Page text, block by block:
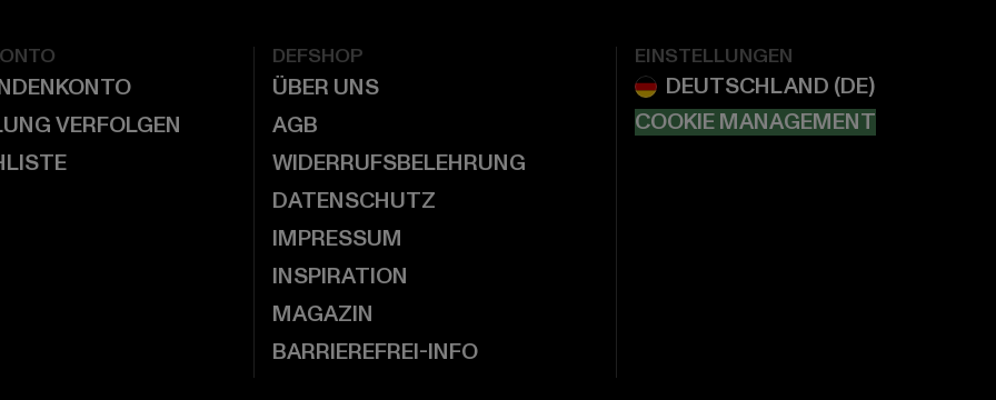
VERFOLGEN
DEFSHOP
ÜBER UNS
AGB
WIDERRUFSBELEHRUNG
DATENSCHUTZ
IMPRESSUM
INSPIRATION
MAGAZIN
BARRIEREFREI-INFO
EINSTELLUNGEN
COOKIE MANAGEMENT